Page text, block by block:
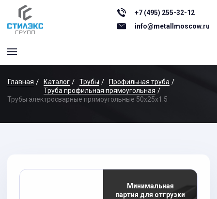
+7 (495) 255-32-12
info@metallmoscow.ru
Главная Каталог Трубы
Профильная труба
Труба профильная прямоугольная
Трубы электросварные прямоугольные 50x25x1.5
Минимальная
партия для отгрузки